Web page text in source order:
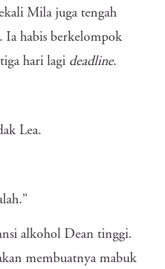
Mila juga tengah
Ia habis berkelompok
hari lagi deadline.
Lea.
alkohol Dean tinggi.
membuatnya mabuk